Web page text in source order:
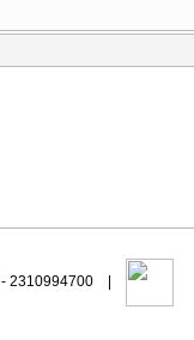
- 2310994700 |